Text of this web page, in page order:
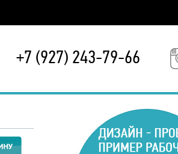
+7 (927) 243-79-66